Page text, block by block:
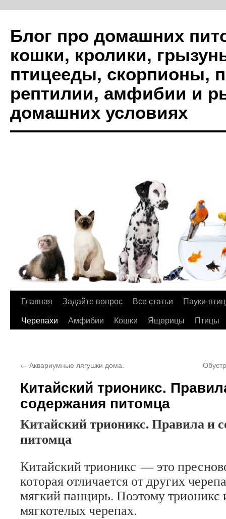
Блог про домашних
кошки, кролики,
птицееды, скорпионы,
рептилии, амфибии и
домашних условиях
Перейти
Главная Задайте вопрос Все статьи
Пауки-
Черепахи
Амфибии Кошки Ящерицы Птицы
← Аквариумные лягушки дома.
Китайский трионикс.
содержания питомца
Китайский трионикс. Правила и
питомца
Китайский трионикс — это
которая отличается от других
мягкий панцирь. Поэтому трионикс
мягкотелых черепах.